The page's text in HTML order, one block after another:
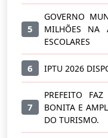
5
GOVERNO
MILHÕES NA
ESCOLARES
6 IPTU 2026
7
PREFEITO
BONITA E
DO TURISMO.